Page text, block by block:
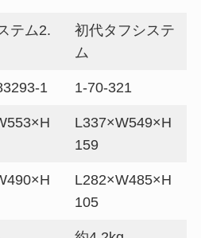
テム2.
初代タフシステ
ム
1 1-70-321
L337×W549×H
159
L282×W485×H
105